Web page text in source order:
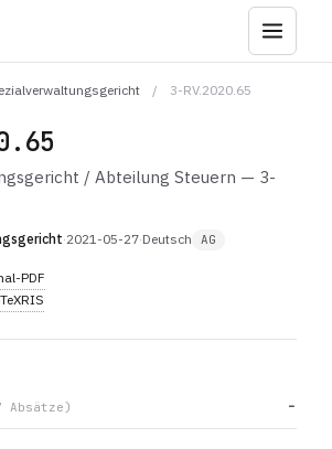
/ 3-RV.2020.65
/ Abteilung Steuern — 3-
·2021-05-27·Deutsch AG
PDF
RIS
Absätze)